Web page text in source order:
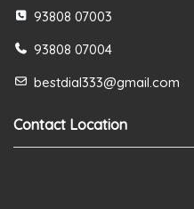
93808 07003
93808 07004
bestdial333@gmail.com
Contact Location